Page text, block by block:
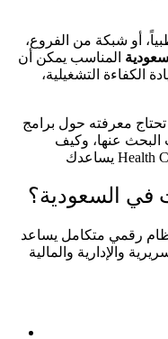
أو شبكة من الفروع،
المناسب يمكن أن
الكفاءة التشغيلية،
معرفته حول برامج
البحث عنها، وكيف
في السعودية؟
رقمي متكامل يساعد
والإدارية والمالية